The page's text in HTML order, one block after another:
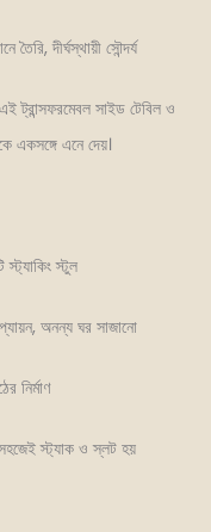
দীর্ঘস্থায়ী সৌন্দর্য
ট্রান্সফরমেবল সাইড টেবিল ও
একসঙ্গে এনে দেয়।
স্টুল
অনন্য ঘর সাজানো
নির্মাণ
স্ট্যাক ও স্লট হয়